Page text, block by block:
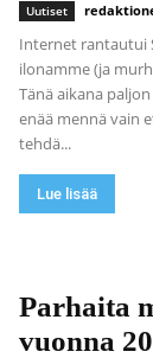
Uutiset
Internet rantautui
ilonamme (ja
Tänä aikana
enää mennä vain
tehdä...
Lue lisää
Parhaita
vuonna